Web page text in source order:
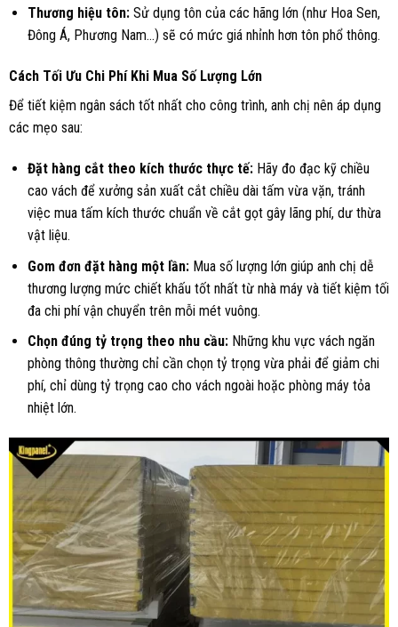
Thương hiệu tôn:Sử dụng tôn của các hãng lớn (như Hoa Sen,
Đông Á, Phương Nam…) sẽ có mức giá nhỉnh hơn tôn phổ thông.
Cách Tối Ưu Chi Phí Khi Mua Số Lượng Lớn
Để tiết kiệm ngân sách tốt nhất cho công trình, anh chị nên áp dụng
các mẹo sau:
Đặt hàng cắt theo kích thước thực tế:Hãy đo đạc kỹ chiều
cao vách để xưởng sản xuất cắt chiều dài tấm vừa vặn, tránh
việc mua tấm kích thước chuẩn về cắt gọt gây lãng phí, dư thừa
vật liệu.
Gom đơn đặt hàng một lần:Mua số lượng lớn giúp anh chị dễ
thương lượng mức chiết khấu tốt nhất từ nhà máy và tiết kiệm tối
đa chi phí vận chuyển trên mỗi mét vuông.
Chọn đúng tỷ trọng theo nhu cầu:Những khu vực vách ngăn
phòng thông thường chỉ cần chọn tỷ trọng vừa phải để giảm chi
phí, chỉ dùng tỷ trọng cao cho vách ngoài hoặc phòng máy tỏa
nhiệt lớn.